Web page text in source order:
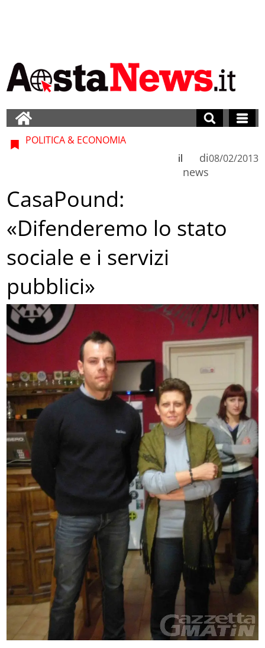
POLITICA & ECONOMIA
di
news
il 08/02/2013
CasaPound:
«Difenderemo lo stato
sociale e i servizi
pubblici»